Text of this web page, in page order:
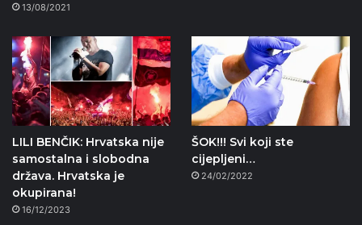
13/08/2021
LILI BENČIK: Hrvatska nije
samostalna i slobodna
država. Hrvatska je
okupirana!
16/12/2023
ŠOK!!! Svi koji ste
cijepljeni…
24/02/2022